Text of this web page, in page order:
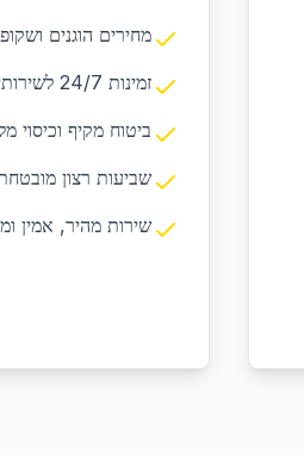
מחירים הוגנים
זמינות 24/7 לשירותי חירום ובקשות דחופות
ביטוח מקיף וכיסוי
שביעות רצון
שירות מהיר, אמין